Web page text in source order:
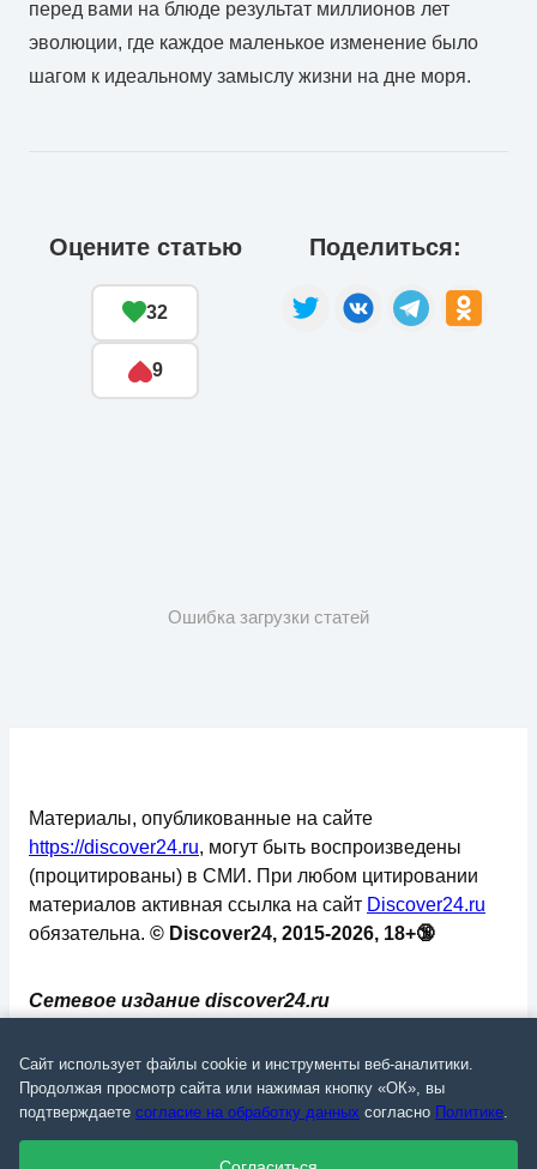
перед вами на блюде результат миллионов лет
эволюции, где каждое маленькое изменение было
шагом к идеальному замыслу жизни на дне моря.
Оцените статью
32
9
Поделиться:
Ошибка загрузки статей
Сетевое издание discover24.ru
надзору в сфере связи, информационных
технологий и массовых коммуникаций
(Роскомнадзор). Регистрационный номер: ЭЛ №
ФС 77 - 73793.
Материалы, опубликованные на сайте
https://discover24.ru, могут быть воспроизведены
(процитированы) в СМИ. При любом цитировании
материалов активная ссылка на сайт Discover24.ru
обязательна. © Discover24, 2015-2026, 18+🔞
Сайт использует файлы cookie и инструменты веб-аналитики.
Продолжая просмотр сайта или нажимая кнопку «ОК», вы
подтверждаете согласие на обработку данных согласно Политике.